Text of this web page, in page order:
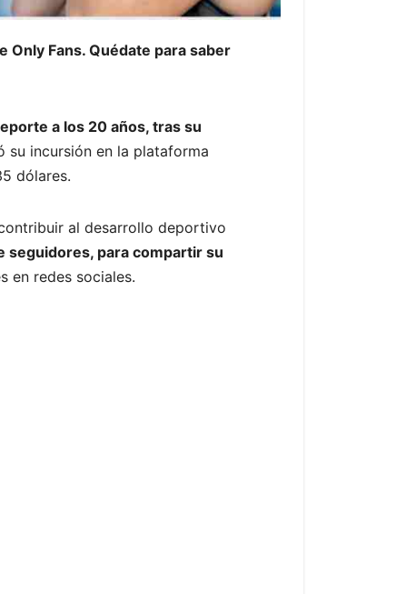
Only Fans. Quédate para saber
a los 20 años, tras su
su incursión en la plataforma
dólares.
al desarrollo deportivo
seguidores, para compartir su
en redes sociales.